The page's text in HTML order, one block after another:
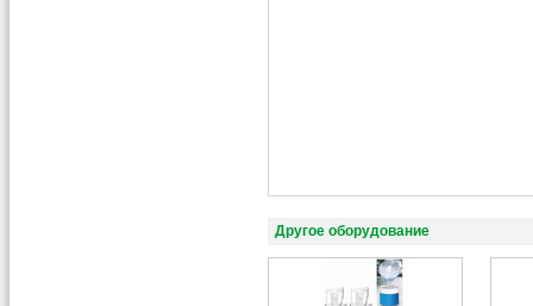
Другое оборудование